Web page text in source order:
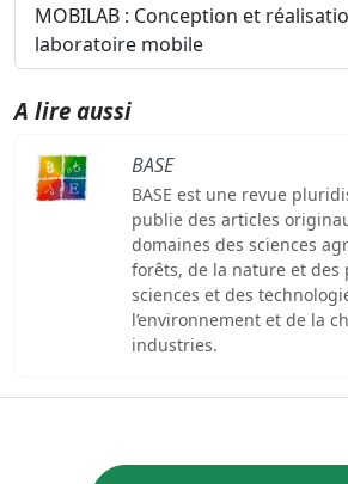
MOBILAB : Conception et
laboratoire mobile
A lire aussi
BASE
BASE est une revue
publie des articles
domaines des sciences
forêts, de la nature et des
sciences et des
l’environnement et de la
industries.